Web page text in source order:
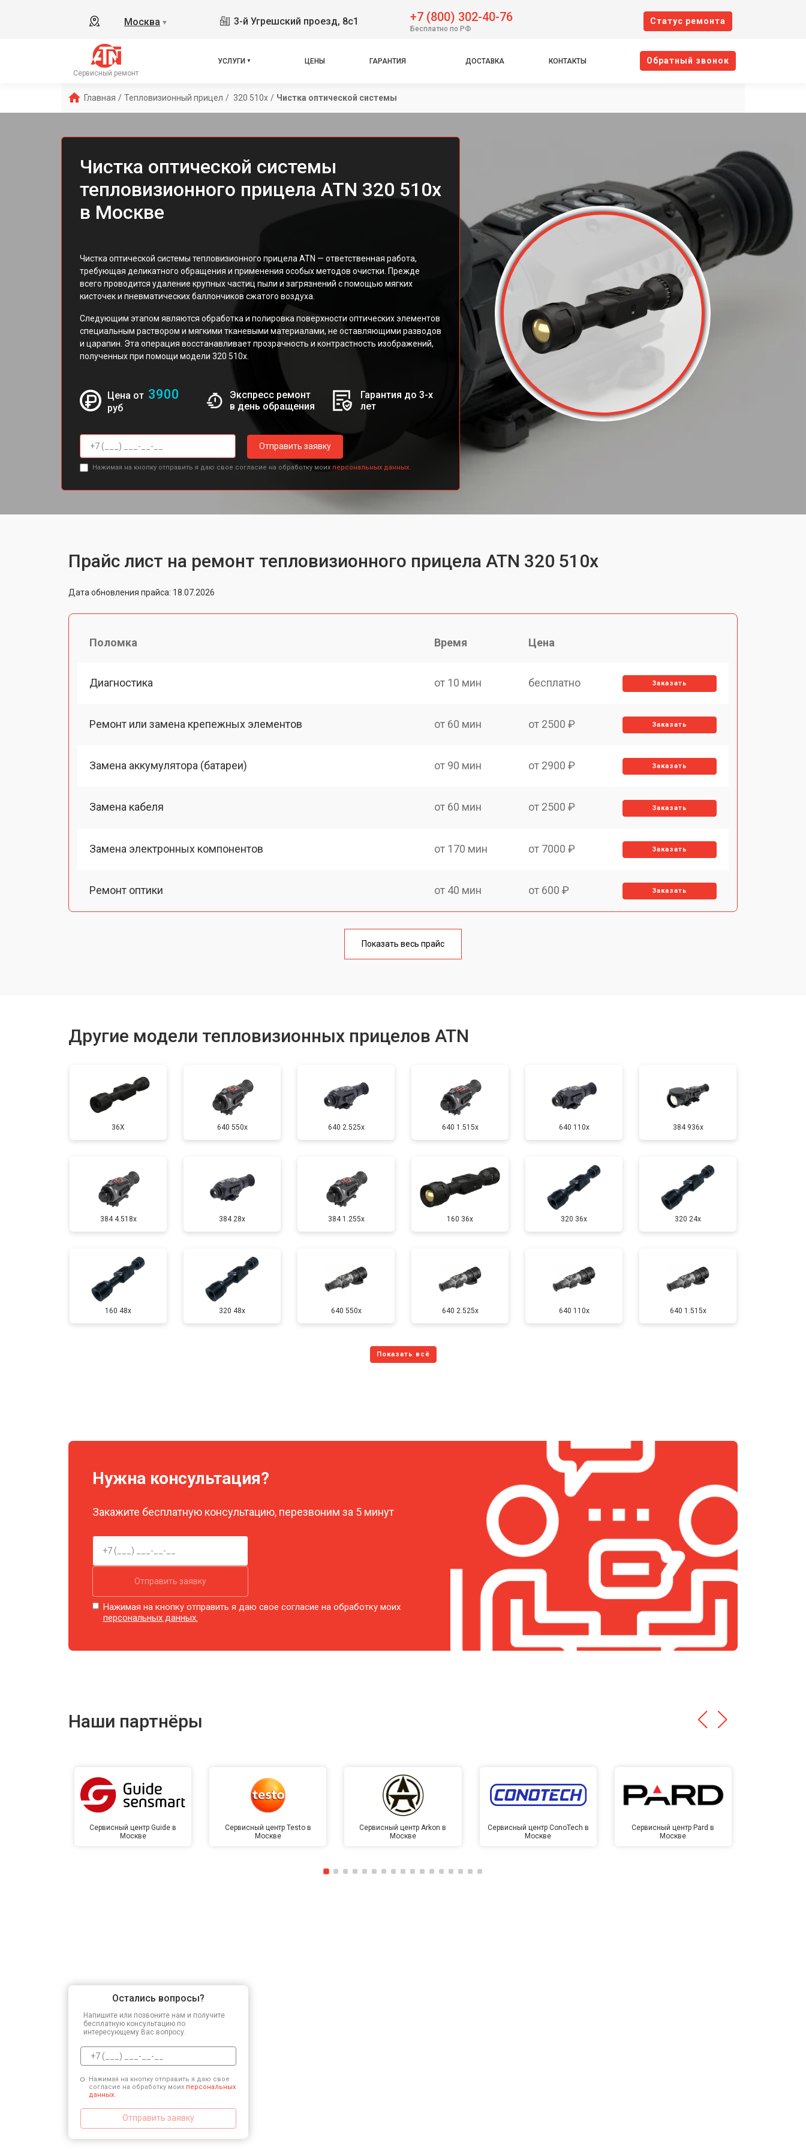
Москва ▼ 3-й Угрешский проезд, 8с1 +7 (800) 302-40-76
Бесплатно по РФ
Cтатус ремонта
Сервисный ремонт
УСЛУГИ ЦЕНЫ ГАРАНТИЯ ДОСТАВКА КОНТАКТЫ Oбратный звонок
Главная / Тепловизионный прицел / 320 510x / Чистка оптической системы
Чистка оптической системы
тепловизионного прицела ATN 320 510x
в Москве
Чистка оптической системы тепловизионного прицела ATN — ответственная работа,
требующая деликатного обращения и применения особых методов очистки. Прежде
всего проводится удаление крупных частиц пыли и загрязнений с помощью мягких
кисточек и пневматических баллончиков сжатого воздуха.
Следующим этапом являются обработка и полировка поверхности оптических элементов
специальным раствором и мягкими тканевыми материалами, не оставляющими разводов
и царапин. Эта операция восстанавливает прозрачность и контрастность изображений,
полученных при помощи модели 320 510x.
Цена от 3900
руб
Экспресс ремонт
в день обращения
Гарантия до 3-х
лет
Отправить заявку
Нажимая на кнопку отправить я даю свое согласие на обработку моих персональных данных.
Прайс лист на ремонт тепловизионного прицела ATN 320 510x
Дата обновления прайса: 18.07.2026
Поломка Время Цена
Диагностика от 10 мин бесплатно Заказать
Ремонт или замена крепежных элементов от 60 мин от 2500 ₽ Заказать
Замена аккумулятора (батареи) от 90 мин от 2900 ₽ Заказать
Замена кабеля от 60 мин от 2500 ₽ Заказать
Замена электронных компонентов от 170 мин от 7000 ₽ Заказать
Ремонт оптики от 40 мин от 600 ₽ Заказать
от 170 мин
Показать весь прайс
Другие модели тепловизионных прицелов ATN
36X 640 550x 640 2.525x 640 1.515x 640 110x 384 936x
384 4.518x 384 28x 384 1.255х 160 36x 320 36x 320 24x
160 48x 320 48x 640 550x 640 2.525x 640 110x 640 1.515x
Нужна консультация?
Закажите бесплатную консультацию, перезвоним за 5 минут
Отправить заявку
Нажимая на кнопку отправить я даю свое согласие на обработку моих
персональных данных.
Наши партнёры
Сервисный центр Guide в
Москве
Сервисный центр Testo в
Москве
Сервисный центр Arkon в
Москве
Сервисный центр ConoTech в
Москве
Сервисный центр Pard в
Москве
Остались вопросы?
Напишите или позвоните нам и получите
бесплатную консультацию по
интересующему Вас вопросу.
Нажимая на кнопку отправить я даю свое
согласие на обработку моих персональных
данных.
Отправить заявку